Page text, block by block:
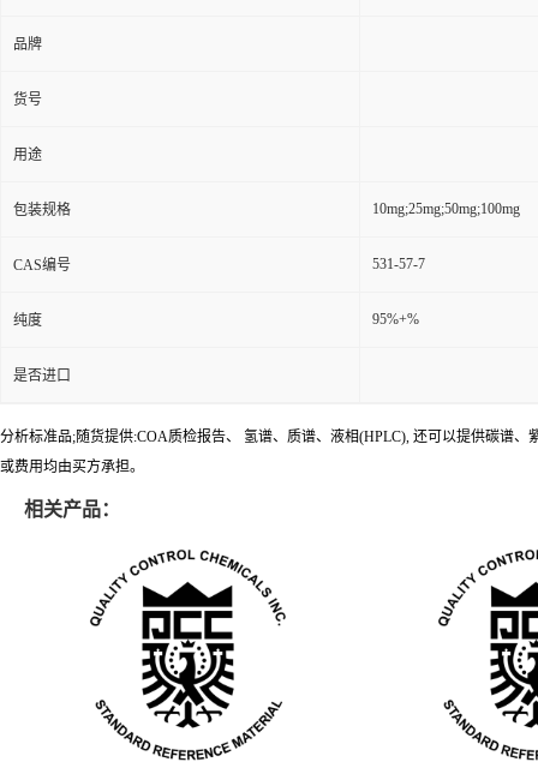
品牌
货号
用途
包装规格 10mg;25mg;50mg;100mg
CAS编号 531-57-7
纯度 95%+%
是否进口
分析标准品;随货提供:COA质检报告、 氢谱、质谱、液相(HPLC), 还可以提供碳谱
或费用均由买方承担。
相关产品：